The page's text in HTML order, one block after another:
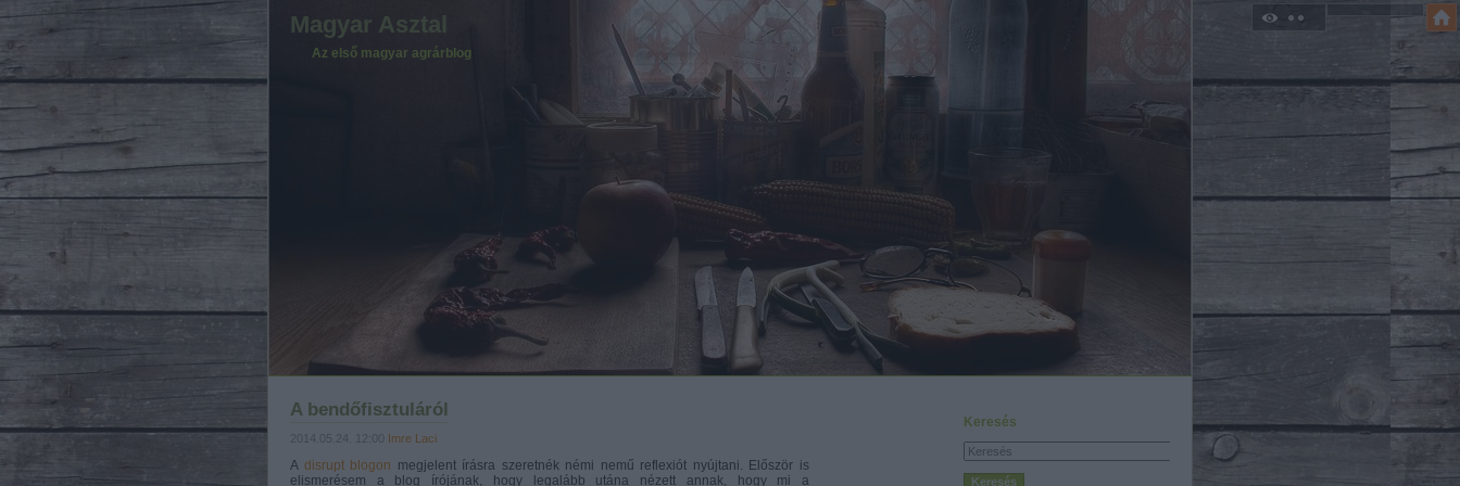
Magyar Asztal
Az első magyar agrárblog
Keresés
A bendőfisztuláról
2014.05.24. 12:00 Imre Laci
A disrupt blogon megjelent írásra szeretnék némi nemű reflexiót nyújtani. Először is
elismerésem a blog írójának, hogy legalább utána nézett annak, hogy mi a